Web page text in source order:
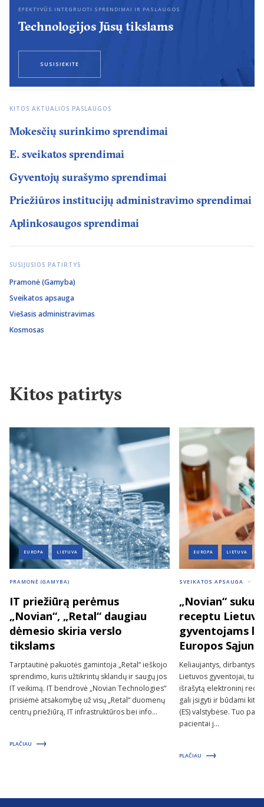
EFEKTYVŪS INTEGRUOTI SPRENDIMAI IR PASLAUGOS
Technologijos Jūsų tikslams
SUSISIEKITE
KITOS AKTUALIOS PASLAUGOS
Mokesčių surinkimo sprendimai
E. sveikatos sprendimai
Gyventojų surašymo sprendimai
Priežiūros institucijų administravimo sprendimai
Aplinkosaugos sprendimai
SUSIJUSIOS PATIRTYS
Pramonė (Gamyba)
Sveikatos apsauga
Viešasis administravimas
Kosmosas
Kitos patirtys
EUROPA LIETUVA
PRAMONĖ (GAMYBA)
IT priežiūrą perėmus
„Novian“, „Retal“ daugiau
dėmesio skiria verslo
tikslams
Tarptautinė pakuotės gamintoja „Retal“ ieškojo
sprendimo, kuris užtikrintų sklandų ir saugų jos
IT veikimą. IT bendrovė „Novian Technologies“
prisiėmė atsakomybę už visų „Retal“ duomenų
centrų priežiūrą, IT infrastruktūros bei info...
PLAČIAU
EUROPA LIETUVA
SVEIKATOS APSAUGA
„Novian“
receptu
gyventojams
Europos
Keliaujantys, dirbantys
Lietuvos gyventojai,
išrašytą elektroninį
gali įsigyti ir būdami
(ES) valstybėse. Tuo
pacientai j...
PLAČIAU